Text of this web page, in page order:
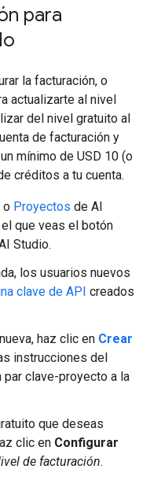
para
la facturación, o
actualizarte al nivel
del nivel gratuito al
de facturación y
mínimo de USD 10 (o
créditos a tu cuenta.
o Proyectos de AI
que veas el botón
Studio.
los usuarios nuevos
clave de API creados
haz clic en Crear
instrucciones del
par clave-proyecto a la
que deseas
clic en Configurar
de facturación.